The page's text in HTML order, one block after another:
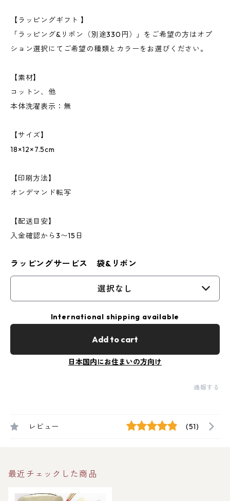
【ラッピングギフト 】
「ラッピング&リボン（別途330円）」をご希望の方はオプ
ション選択にてご希望の種類とカラーをお選びください。
【素材】
コットン、他
本体洗濯表示：無
【サイズ】
18×12×7.5cm
【印刷方法】
オンデマンド転写
【配送目安】
入金確認から3〜15日
ラッピングサービス 袋&リボン
選択なし
International shipping available
Add to cart
日本国内にお住まいの方向け
通報する
レビュー (51)
最近チェックした商品